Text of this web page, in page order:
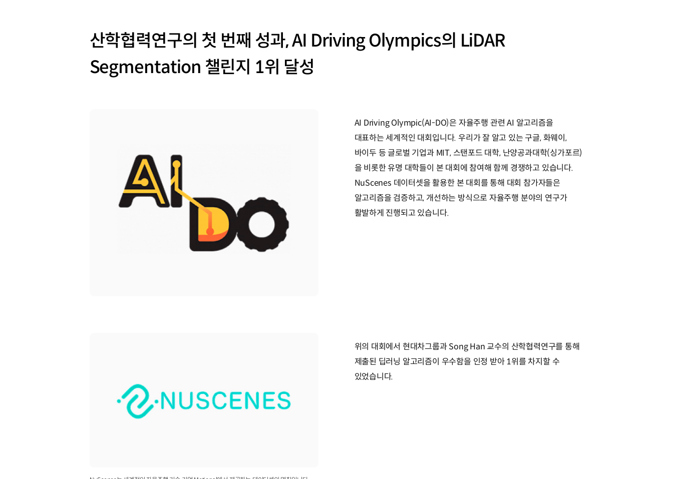
산학협력연구의 첫 번째 성과, AI Driving Olympics의 LiDAR
Segmentation 챌린지 1위 달성
AI Driving Olympic(AI-DO)은 자율주행 관련 AI 알고리즘을
대표하는 세계적인 대회입니다. 우리가 잘 알고 있는 구글, 화웨이,
바이두 등 글로벌 기업과 MIT, 스탠포드 대학, 난양공과대학(싱가포르)
을 비롯한 유명 대학들이 본 대회에 참여해 함께 경쟁하고 있습니다.
NuScenes 데이터셋을 활용한 본 대회를 통해 대회 참가자들은
알고리즘을 검증하고, 개선하는 방식으로 자율주행 분야의 연구가
활발하게 진행되고 있습니다.
위의 대회에서 현대차그룹과 Song Han 교수의 산학협력연구를 통해
제출된 딥러닝 알고리즘이 우수함을 인정 받아 1위를 차지할 수
있었습니다.